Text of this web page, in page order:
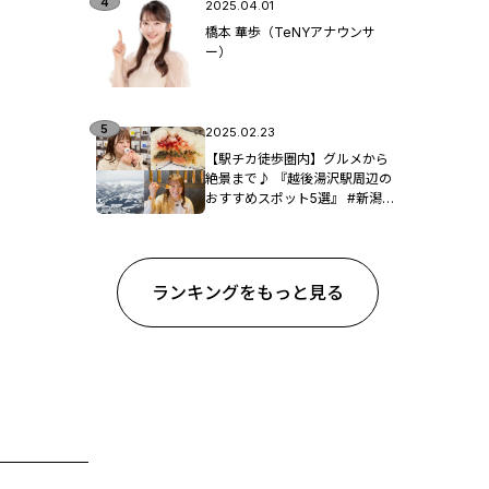
2025.04.01
橋本 華歩（TeNYアナウンサ
ー）
2025.02.23
【駅チカ徒歩圏内】グルメから
絶景まで♪ 『越後湯沢駅周辺の
おすすめスポット5選』 #新潟観
ランキングをもっと見る